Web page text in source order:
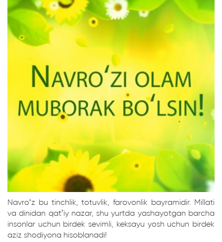
Navroʻz bu tinchlik, totuvlik, farovonlik bayramidir. Millati
va dinidan qatʼiy nazar, shu yurtda yashayotgan barcha
insonlar uchun birdek sevimli, keksayu yosh uchun birdek
aziz shodiyona hisoblanadi!